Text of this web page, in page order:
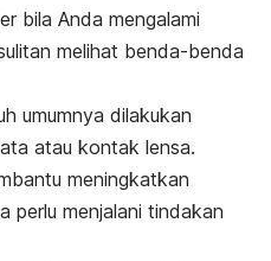
bila Anda mengalami
melihat benda-benda
umumnya dilakukan
atau kontak lensa.
meningkatkan
perlu menjalani tindakan